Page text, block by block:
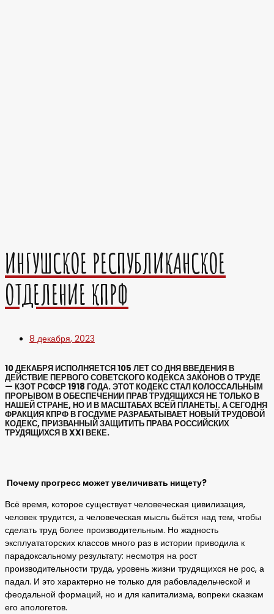
ИНГУШСКОЕ РЕСПУБЛИКАНСКОЕ
ОТДЕЛЕНИЕ КПРФ
8 декабря, 2023
10 ДЕКАБРЯ ИСПОЛНЯЕТСЯ 105 ЛЕТ СО ДНЯ ВВЕДЕНИЯ В
ДЕЙСТВИЕ ПЕРВОГО СОВЕТСКОГО КОДЕКСА ЗАКОНОВ О ТРУДЕ
— КЗОТ РСФСР 1918 ГОДА. ЭТОТ КОДЕКС СТАЛ КОЛОССАЛЬНЫМ
ПРОРЫВОМ В ОБЕСПЕЧЕНИИ ПРАВ ТРУДЯЩИХСЯ НЕ ТОЛЬКО В
НАШЕЙ СТРАНЕ, НО И В МАСШТАБАХ ВСЕЙ ПЛАНЕТЫ. А СЕГОДНЯ
ФРАКЦИЯ КПРФ В ГОСДУМЕ РАЗРАБАТЫВАЕТ НОВЫЙ ТРУДОВОЙ
КОДЕКС, ПРИЗВАННЫЙ ЗАЩИТИТЬ ПРАВА РОССИЙСКИХ
ТРУДЯЩИХСЯ В XXI ВЕКЕ.
Почему прогресс может увеличивать нищету?
Всё время, которое существует человеческая цивилизация,
человек трудится, а человеческая мысль бьётся над тем, чтобы
сделать труд более производительным. Но жадность
эксплуататорских классов много раз в истории приводила к
парадоксальному результату: несмотря на рост
производительности труда, уровень жизни трудящихся не рос, а
падал. И это характерно не только для рабовладельческой и
феодальной формаций, но и для капитализма, вопреки сказкам
его апологетов.